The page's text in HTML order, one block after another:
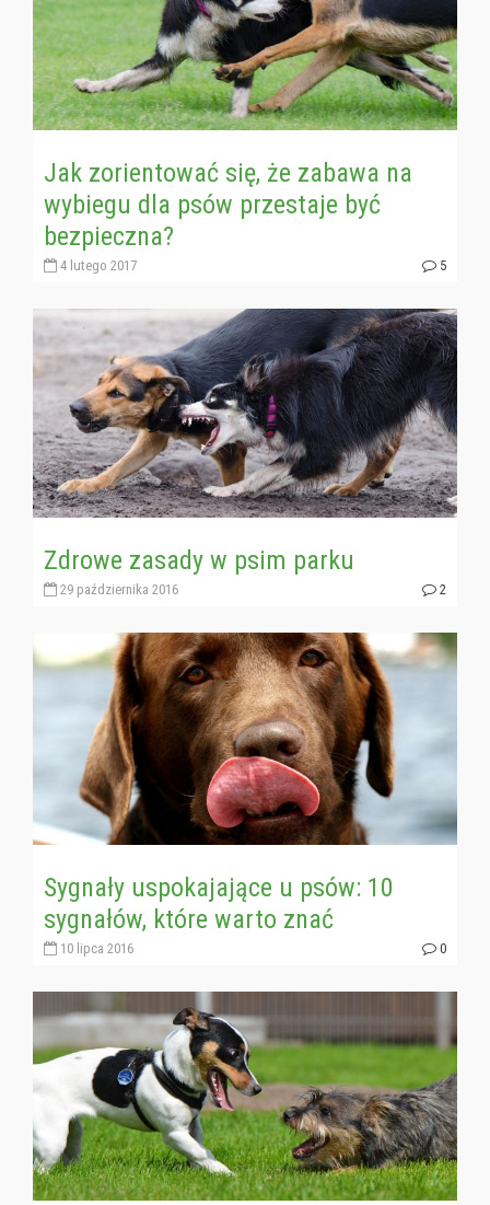
Jak zorientować się, że zabawa na
wybiegu dla psów przestaje być
bezpieczna?
4 lutego 2017 5
Zdrowe zasady w psim parku
29 października 2016 2
Sygnały uspokajające u psów: 10
sygnałów, które warto znać
10 lipca 2016 0